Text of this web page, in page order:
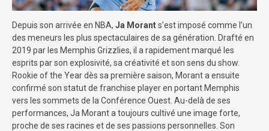
Depuis son arrivée en NBA, Ja Morants’est imposé comme l’un
des meneurs les plus spectaculaires de sa génération. Drafté en
2019 par les Memphis Grizzlies, il a rapidement marqué les
esprits par son explosivité, sa créativité et son sens du show.
Rookie of the Year dès sa première saison, Morant a ensuite
confirmé son statut de franchise player en portant Memphis
vers les sommets de la Conférence Ouest. Au-delà de ses
performances, Ja Morant a toujours cultivé une image forte,
proche de ses racines et de ses passions personnelles. Son